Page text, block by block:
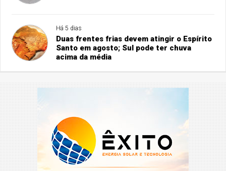
Há 5 dias
Duas frentes frias devem atingir o Espírito
Santo em agosto; Sul pode ter chuva
acima da média